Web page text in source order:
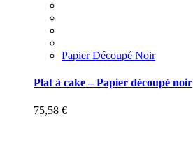
Papier Découpé Noir
Plat à cake – Papier découpé noir
75,58 €